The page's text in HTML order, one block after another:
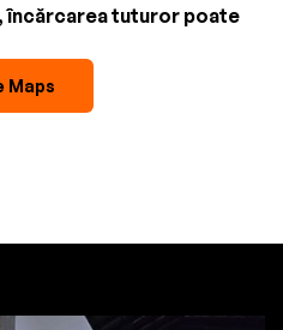
încărcarea tuturor poate
Maps